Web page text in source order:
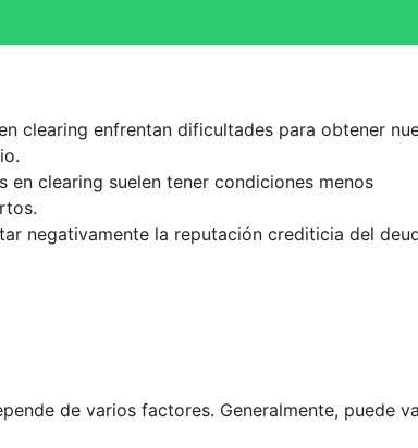
clearing enfrentan dificultades para obtener
en clearing suelen tener condiciones menos
negativamente la reputación crediticia del
de varios factores. Generalmente, puede